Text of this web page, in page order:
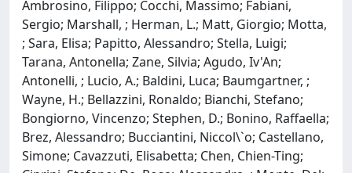
Ambrosino, Filippo; Cocchi, Massimo; Fabiani,
Sergio; Marshall, ; Herman, L.; Matt, Giorgio; Motta,
; Sara, Elisa; Papitto, Alessandro; Stella, Luigi;
Tarana, Antonella; Zane, Silvia; Agudo, Iv'An;
Antonelli, ; Lucio, A.; Baldini, Luca; Baumgartner, ;
Wayne, H.; Bellazzini, Ronaldo; Bianchi, Stefano;
Bongiorno, Vincenzo; Stephen, D.; Bonino, Raffaella;
Brez, Alessandro; Bucciantini, Niccol\`o; Castellano,
Simone; Cavazzuti, Elisabetta; Chen, Chien-Ting;